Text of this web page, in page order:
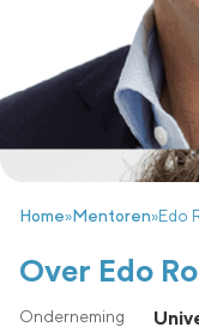
Home»Mentoren»Edo
Over Edo